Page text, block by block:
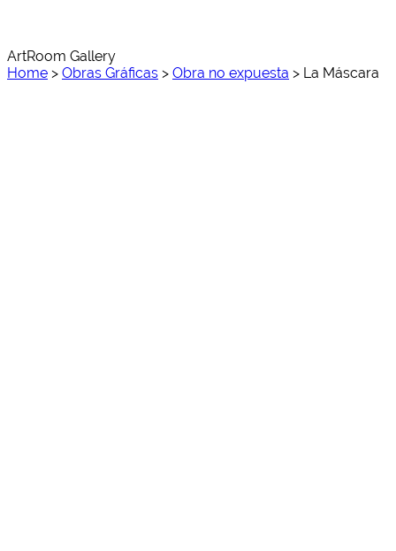
ArtRoom Gallery
Home > Obras Gráficas > Obra no expuesta > La Máscara